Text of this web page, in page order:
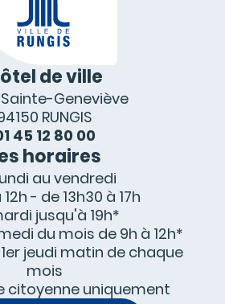
de ville
Geneviève
RUNGIS
45 12 80 00
horaires
au vendredi
- de 13h30 à 17h
jusqu'à 19h*
du mois de 9h à 12h*
erjeudi matin de chaque
mois
citoyenne uniquement